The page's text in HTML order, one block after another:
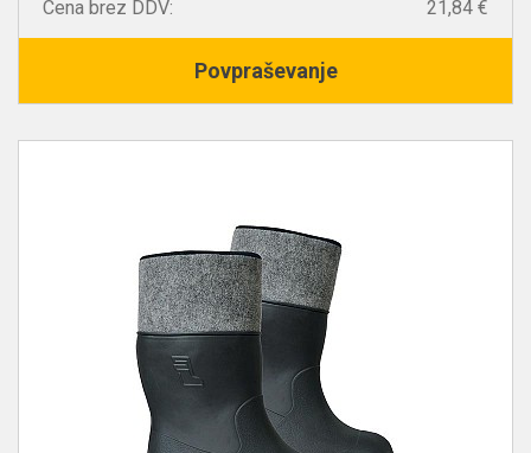
Cena brez DDV: 21,84 €
Povpraševanje